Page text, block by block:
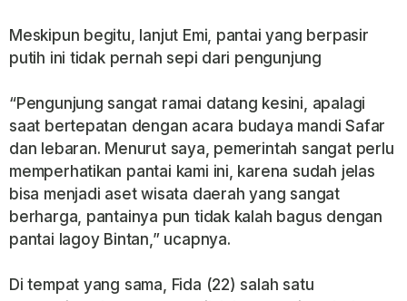
Meskipun begitu, lanjut Emi, pantai yang berpasir
putih ini tidak pernah sepi dari pengunjung
“Pengunjung sangat ramai datang kesini, apalagi
saat bertepatan dengan acara budaya mandi Safar
dan lebaran. Menurut saya, pemerintah sangat perlu
memperhatikan pantai kami ini, karena sudah jelas
bisa menjadi aset wisata daerah yang sangat
berharga, pantainya pun tidak kalah bagus dengan
pantai lagoy Bintan,” ucapnya.
Di tempat yang sama, Fida (22) salah satu